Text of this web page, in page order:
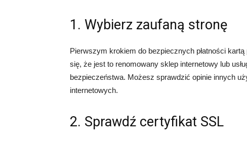
1. Wybierz zaufaną stronę
Pierwszym krokiem do bezpiecznych płatności
się, że jest to renomowany sklep internetowy lub
bezpieczeństwa. Możesz sprawdzić opinie innych
internetowych.
2. Sprawdź certyfikat SSL